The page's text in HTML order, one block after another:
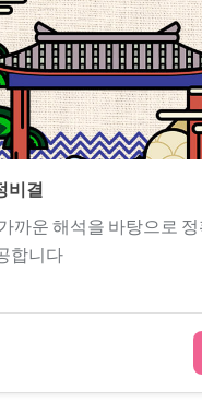
비결
까운 해석을 바탕으로
합니다